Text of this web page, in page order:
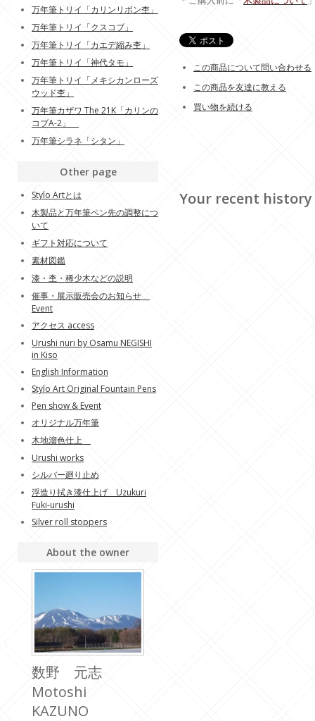
この商品について問い合わせる
この商品を友達に教える
買い物を続ける
Your recent history
万年筆トリイ「カリンリボン杢」
万年筆トリイ「クスコブ」
万年筆トリイ「カエデ縮み杢」
万年筆トリイ「神代タモ」
万年筆トリイ「メキシカンローズ
ウッド杢」
万年筆カザワ The 21K「カリンの
コブA-2」
万年筆シラネ「シタン」
Other page
Stylo Artとは
木製品と万年筆ペン先の調整につ
いて
ギフト対応について
素材図鑑
漆・杢・稀少木などの説明
催事・展示販売会のお知らせ
Event
アクセス access
Urushi nuri by Osamu NEGISHI
in Kiso
English Information
Stylo Art Original Fountain Pens
Pen show & Event
オリジナル万年筆
木地溜色仕上
Urushi works
シルバー廻り止め
浮造り拭き漆仕上げ Uzukuri
Fuki-urushi
Silver roll stoppers
About the owner
数野 元志
Motoshi
KAZUNO